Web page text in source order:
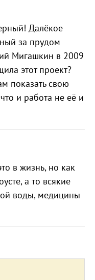
Далёкое
за прудом
Мигашкин в 2009
этот проект?
показать свою
и работа не её и
в жизнь, но как
а то всякие
воды, медицины